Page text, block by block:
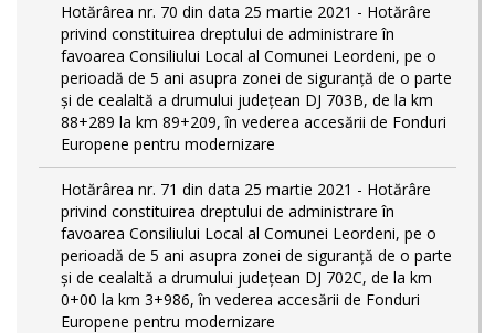
Hotărârea nr. 70 din data 25 martie 2021 - Hotărâre
privind constituirea dreptului de administrare în
favoarea Consiliului Local al Comunei Leordeni, pe o
perioadă de 5 ani asupra zonei de siguranță de o parte
și de cealaltă a drumului județean DJ 703B, de la km
88+289 la km 89+209, în vederea accesării de Fonduri
Europene pentru modernizare
Hotărârea nr. 71 din data 25 martie 2021 - Hotărâre
privind constituirea dreptului de administrare în
favoarea Consiliului Local al Comunei Leordeni, pe o
perioadă de 5 ani asupra zonei de siguranță de o parte
și de cealaltă a drumului județean DJ 702C, de la km
0+00 la km 3+986, în vederea accesării de Fonduri
Europene pentru modernizare